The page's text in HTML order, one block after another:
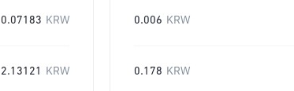
0.07183 KRW
2.13121 KRW
0.006 KRW
0.178 KRW